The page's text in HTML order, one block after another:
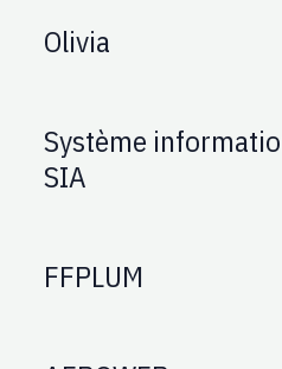
Olivia
Système
SIA
FFPLUM